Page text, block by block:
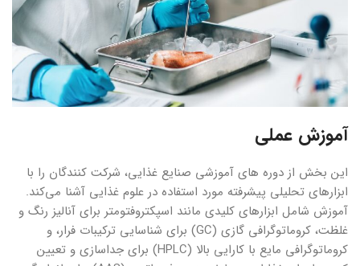
آموزش عملی
این بخش از دوره های آموزشی صنایع غذایی، شرکت کنندگان را با
ابزارهای تحلیلی پیشرفته مورد استفاده در علوم غذایی آشنا می‌کند.
آموزش شامل ابزارهای کلیدی مانند اسپکتروفتومتر برای آنالیز رنگ و
غلظت، کروماتوگرافی گازی (GC) برای شناسایی ترکیبات فرار، و
کروماتوگرافی مایع با کارایی بالا (HPLC) برای جداسازی و تعیین